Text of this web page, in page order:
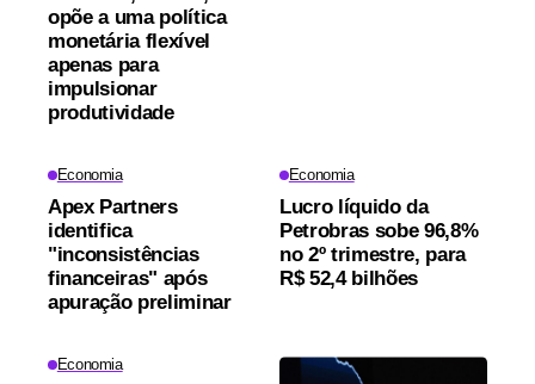
opõe a uma política
monetária flexível
apenas para
impulsionar
produtividade
Economia
Apex Partners
identifica
"inconsistências
financeiras" após
apuração preliminar
Economia
Lucro líquido da
Petrobras sobe 96,8%
no 2º trimestre, para
R$ 52,4 bilhões
Economia